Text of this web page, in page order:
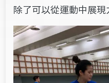
除了可以從運動中展